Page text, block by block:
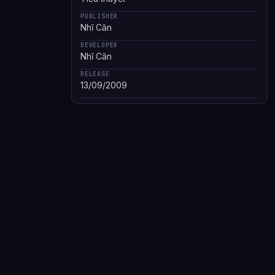
PUBLISHER
Nhĩ Căn
DEVELOPER
Nhĩ Căn
RELEASE
13/09/2009